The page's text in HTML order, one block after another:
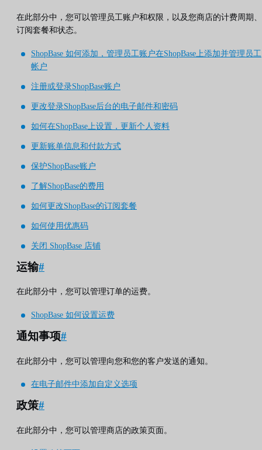
在此部分中，您可以管理员工账户和权限，以及您商店的计费周期、
订阅套餐和状态。
ShopBase 如何添加，管理员工账户在ShopBase上添加并管理员工
帐户
注册或登录ShopBase账户
更改登录ShopBase后台的电子邮件和密码
如何在ShopBase上设置，更新个人资料
更新账单信息和付款方式
保护ShopBase账户
了解ShopBase的费用
如何更改ShopBase的订阅套餐
如何使用优惠码
关闭 ShopBase 店铺
运输#
在此部分中，您可以管理订单的运费。
ShopBase 如何设置运费
通知事项#
在此部分中，您可以管理向您和您的客户发送的通知。
在电子邮件中添加自定义选项
政策#
在此部分中，您可以管理商店的政策页面。